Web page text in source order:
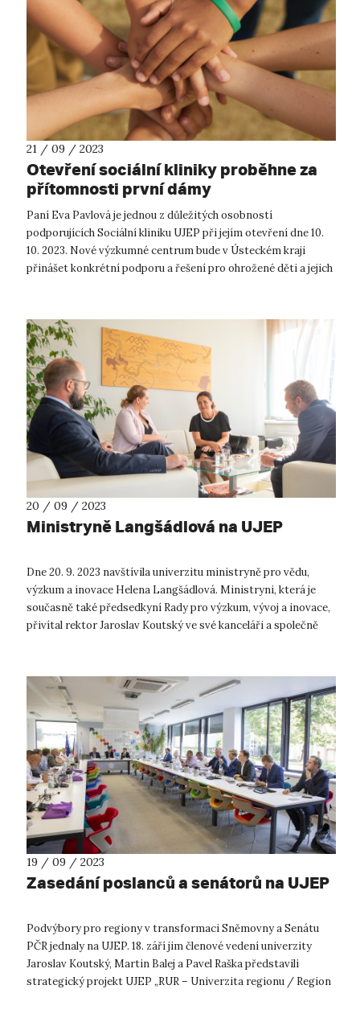
21 / 09 / 2023
Otevření sociální kliniky proběhne za
přítomnosti první dámy
Paní Eva Pavlová je jednou z důležitých osobností
podporujících Sociální kliniku UJEP při jejím otevření dne 10.
10. 2023. Nové výzkumné centrum bude v Ústeckém kraji
přinášet konkrétní podporu a řešení pro ohrožené děti a jejich
20 / 09 / 2023
Ministryně Langšádlová na UJEP
Dne 20. 9. 2023 navštívila univerzitu ministryně pro vědu,
výzkum a inovace Helena Langšádlová. Ministryni, která je
současně také předsedkyní Rady pro výzkum, vývoj a inovace,
přivítal rektor Jaroslav Koutský ve své kanceláři a společně
19 / 09 / 2023
Zasedání poslanců a senátorů na UJEP
Podvýbory pro regiony v transformaci Sněmovny a Senátu
PČR jednaly na UJEP. 18. září jim členové vedení univerzity
Jaroslav Koutský, Martin Balej a Pavel Raška představili
strategický projekt UJEP „RUR – Univerzita regionu / Region